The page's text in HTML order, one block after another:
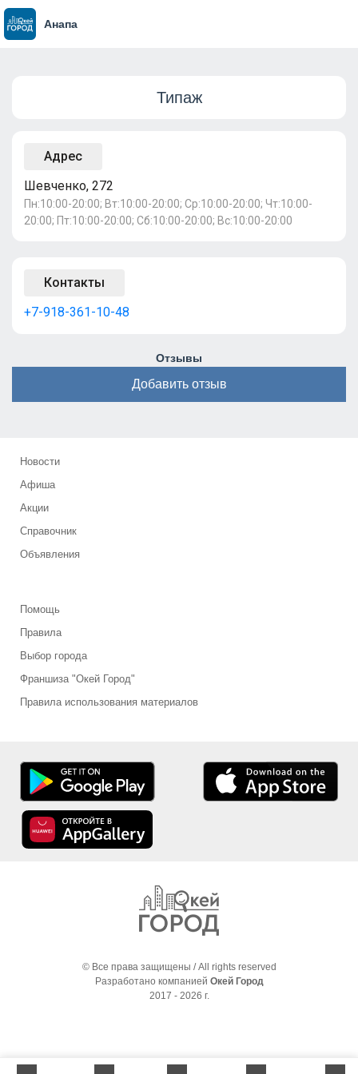
Анапа
Типаж
Адрес
Шевченко, 272
Пн:10:00-20:00; Вт:10:00-20:00; Ср:10:00-20:00; Чт:10:00-
20:00; Пт:10:00-20:00; Сб:10:00-20:00; Вс:10:00-20:00
Контакты
+7-918-361-10-48
Отзывы
Добавить отзыв
Новости
Афиша
Акции
Справочник
Объявления
Помощь
Правила
Выбор города
Франшиза "Окей Город"
Правила использования материалов
© Все права защищены / All rights reserved
Разработано компанией Окей Город
2017 - 2026 г.